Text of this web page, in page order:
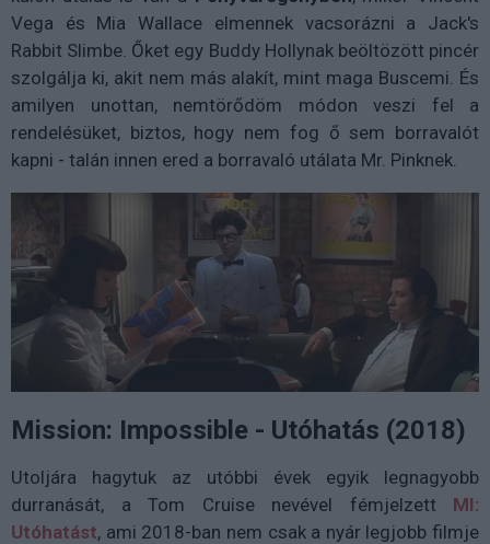
Vega és Mia Wallace elmennek vacsorázni a Jack's
Rabbit Slimbe. Őket egy Buddy Hollynak beöltözött pincér
szolgálja ki, akit nem más alakít, mint maga Buscemi. És
amilyen unottan, nemtörődöm módon veszi fel a
rendelésüket, biztos, hogy nem fog ő sem borravalót
kapni - talán innen ered a borravaló utálata Mr. Pinknek.
Mission: Impossible - Utóhatás (2018)
Utoljára hagytuk az utóbbi évek egyik legnagyobb
durranását, a Tom Cruise nevével fémjelzett MI:
Utóhatást, ami 2018-ban nem csak a nyár legjobb filmje